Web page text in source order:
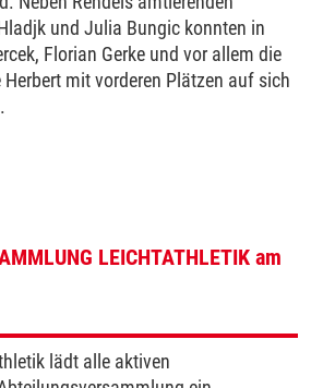
und Julia Bungic konnten in
Florian Gerke und vor allem die
mit vorderen Plätzen auf sich
LEICHTATHLETIK am
lädt alle aktiven